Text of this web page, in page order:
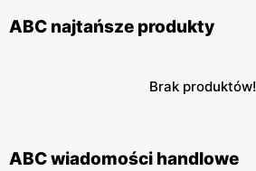
ABC najtańsze produkty
Brak produktów!
ABC wiadomości handlowe